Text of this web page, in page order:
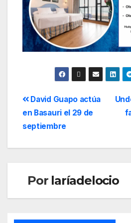
David Guapo actúa
en Basauri el 29 de
septiembre
Por laríadelocio